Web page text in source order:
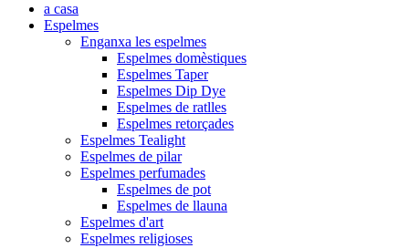
a casa
Espelmes
Enganxa les espelmes
Espelmes domèstiques
Espelmes Taper
Espelmes Dip Dye
Espelmes de ratlles
Espelmes retorçades
Espelmes Tealight
Espelmes de pilar
Espelmes perfumades
Espelmes de pot
Espelmes de llauna
Espelmes d'art
Espelmes religioses